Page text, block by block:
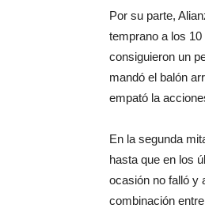
Por su parte,
temprano a los
consiguieron un
mandó el balón
empató la
En la segunda
hasta que en los
ocasión no falló y
combinación